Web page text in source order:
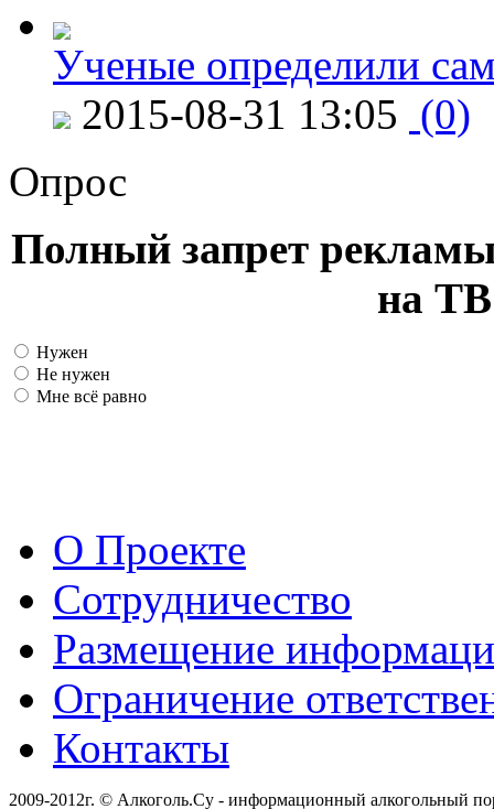
Ученые определили
2015-08-31 13:05 (0)
Опрос
Полный запрет
на ТВ
Нужен
Не нужен
Мне всё равно
О Проекте
Сотрудничество
Размещение
Ограничение
Контакты
2009-2012г. © Алкоголь.Су - информационный алкогольный